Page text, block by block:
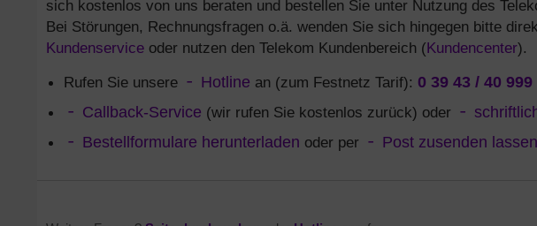
sich kostenlos von uns beraten und bestellen Sie unter Nutzung des
Bei Störungen, Rechnungsfragen o.ä. wenden Sie sich hingegen bitte
Kundenservice oder nutzen den Telekom Kundenbereich (Kundencenter).
Rufen Sie unsere
Hotline an (zum Festnetz Tarif): 0 39 43 / 40 999
Callback-Service (wir rufen Sie kostenlos zurück) oder
Bestellformulare herunterladen oder per Post zusenden lassen